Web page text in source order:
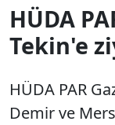
HÜDA
Tekin'e
HÜDA PAR
Demir ve